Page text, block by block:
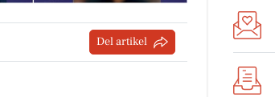
Del artikel